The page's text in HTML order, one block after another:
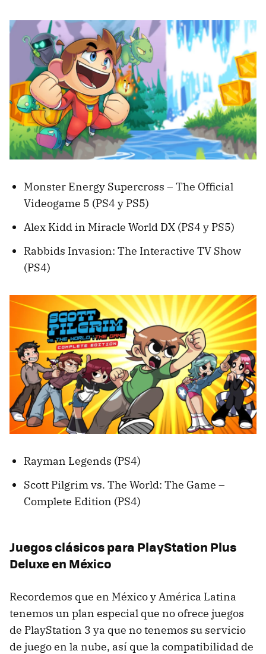
Monster Energy Supercross – The Official
Videogame 5 (PS4 y PS5)
Alex Kidd in Miracle World DX (PS4 y PS5)
Rabbids Invasion: The Interactive TV Show
(PS4)
Rayman Legends (PS4)
Scott Pilgrim vs. The World: The Game –
Complete Edition (PS4)
Juegos clásicos para PlayStation Plus
Deluxe en México
Recordemos que en México y América Latina
tenemos un plan especial que no ofrece juegos
de PlayStation 3 ya que no tenemos su servicio
de juego en la nube, así que la compatibilidad de